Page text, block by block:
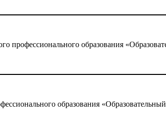
образования
образования «Образовательный